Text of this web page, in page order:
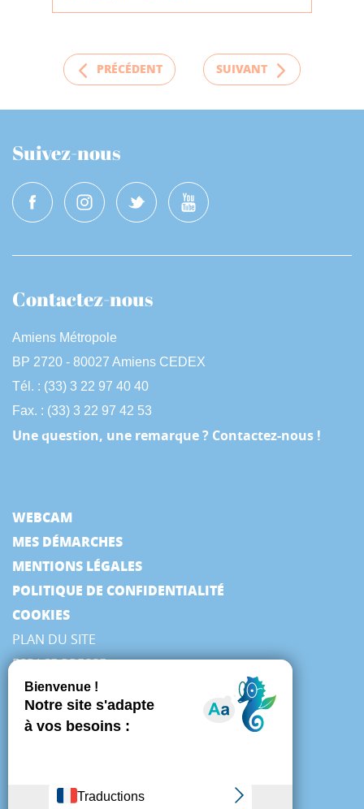
PRÉCÉDENT SUIVANT
Suivez-nous
Contactez-nous
Amiens Métropole
BP 2720 - 80027 Amiens CEDEX
Tél. : (33) 3 22 97 40 40
Fax. : (33) 3 22 97 42 53
Une question, une remarque ? Contactez-nous !
WEBCAM
MES DÉMARCHES
MENTIONS LÉGALES
POLITIQUE DE CONFIDENTIALITÉ
COOKIES
PLAN DU SITE
ESPACE PRESSE